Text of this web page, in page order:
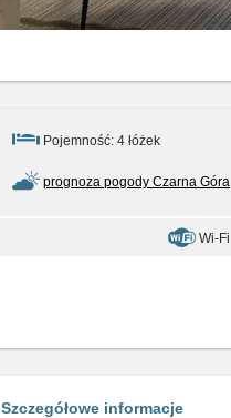
Pojemność: 4 łóżek
prognoza pogody Czarna Góra
Wi-Fi
Szczegółowe informacje